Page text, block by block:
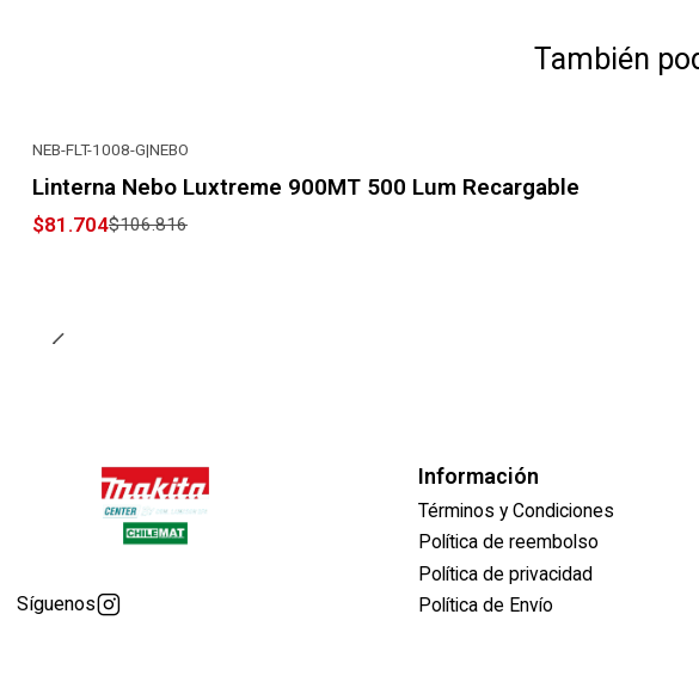
También
NEB-FLT-1008-G|NEBO
Linterna Nebo Luxtreme 900MT 500 Lum Recargable
$81.704$106.816
Síguenos
Información
Términos y Condiciones
Política de reembolso
Política de privacidad
Política de Envío